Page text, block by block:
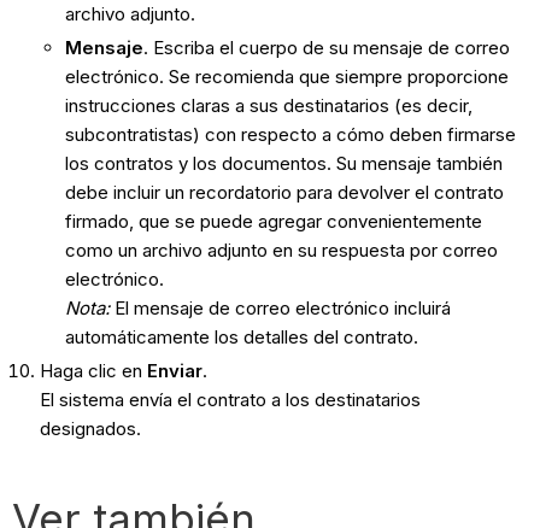
archivo adjunto.
Mensaje. Escriba el cuerpo de su mensaje de correo
electrónico. Se recomienda que siempre proporcione
instrucciones claras a sus destinatarios (es decir,
subcontratistas) con respecto a cómo deben firmarse
los contratos y los documentos. Su mensaje también
debe incluir un recordatorio para devolver el contrato
firmado, que se puede agregar convenientemente
como un archivo adjunto en su respuesta por correo
electrónico.
Nota:El mensaje de correo electrónico incluirá
automáticamente los detalles del contrato.
Haga clic en Enviar.
El sistema envía el contrato a los destinatarios
designados.